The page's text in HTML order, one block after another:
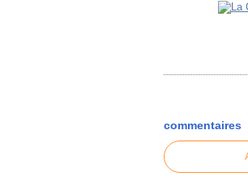
commentaires